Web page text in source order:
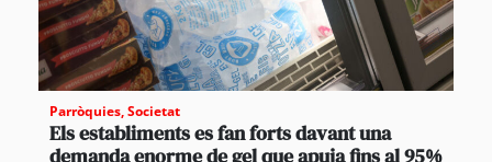
Parròquies,Societat
Els establiments es fan forts davant una
demanda enorme de gel que apuja fins al 95%